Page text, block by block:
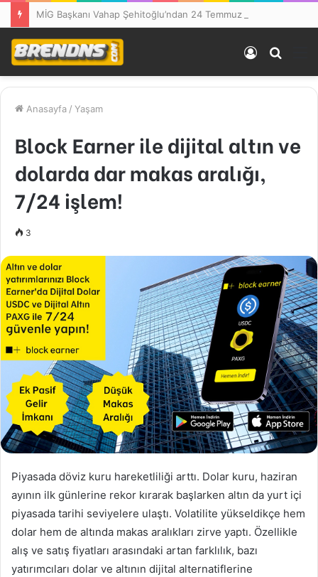
yap
Kayıt
Ol
Anasayfa / Yaşam
Block Earner ile dijital altın ve
dolarda dar makas aralığı,
7/24 işlem!
3
Piyasada döviz kuru hareketliliği arttı. Dolar kuru, haziran
ayının ilk günlerine rekor kırarak başlarken altın da yurt içi
piyasada tarihi seviyelere ulaştı. Volatilite yükseldikçe hem
dolar hem de altında makas aralıkları zirve yaptı. Özellikle
alış ve satış fiyatları arasındaki artan farklılık, bazı
yatırımcıları dolar ve altının dijital alternatiflerine